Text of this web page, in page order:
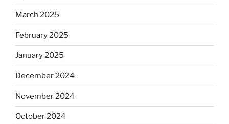
March 2025
February 2025
January 2025
December 2024
November 2024
October 2024